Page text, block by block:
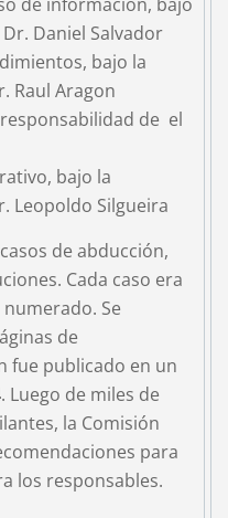
Daniel Salvador
bajo la
Raul Aragon
de el
bajo la
Leopoldo Silgueira
de abducción,
Cada caso era
Se
de
fue publicado en un
. Luego de miles de
la Comisión
para
los responsables.